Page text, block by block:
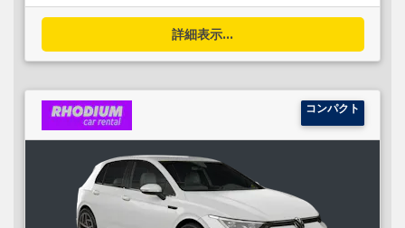
詳細表示...
コンパクト